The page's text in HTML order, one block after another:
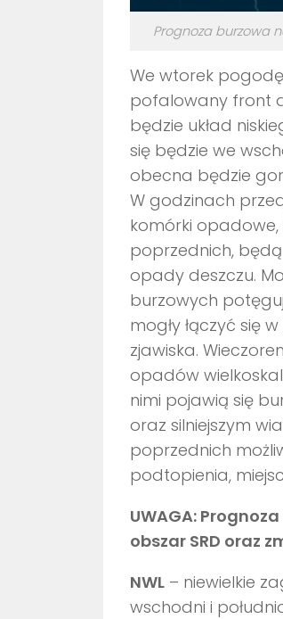
Prognoza burzowa
We wtorek
pofalowany front
będzie układ
się będzie we
obecna będzie
W godzinach
komórki
poprzednich,
opady deszczu.
burzowych
mogły łączyć się
zjawiska.
opadów
nimi pojawią się
oraz silniejszym
poprzednich
podtopienia,
UWAGA:
obszar SRD oraz
NWL – niewielkie
wschodni i